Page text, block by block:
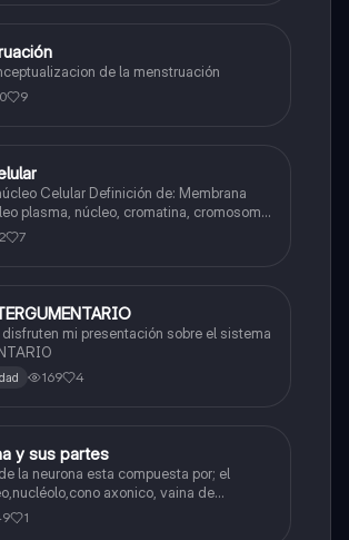
de la menstruación
9
Definición de: Membrana
plasma, núcleo, cromatina, cromosoma
de la interfase
7
disfruten mi presentación sobre el sistema
169 4
y sus partes
la neurona esta compuesta por; el
axonico, vaina de
schwan,núcleo de schwann,nódulo de
axonico Arborizacion terminal, botón
1